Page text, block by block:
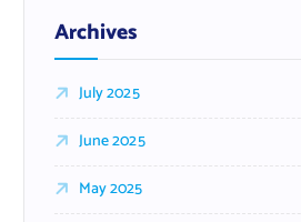
Archives
July 2025
June 2025
May 2025